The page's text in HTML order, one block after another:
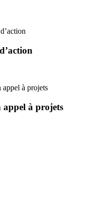
appel à projets
appel à projets